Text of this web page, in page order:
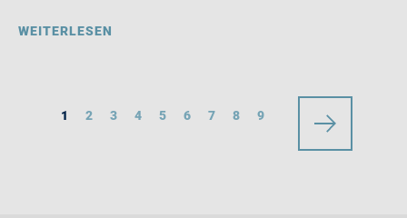
WEITERLESEN
1 2 3 4 5 6 7 8 9